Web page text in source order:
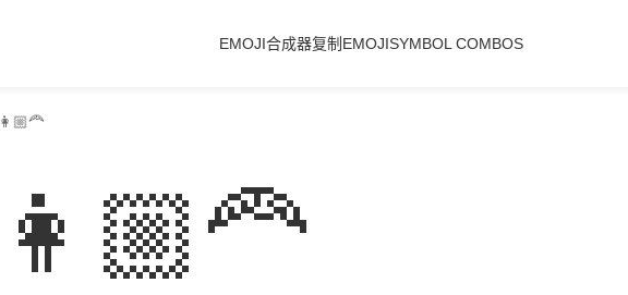
EMOJI合成器复制EMOJISYMBOL COMBOS
👩🏼‍🦰
👩🏼‍🦰